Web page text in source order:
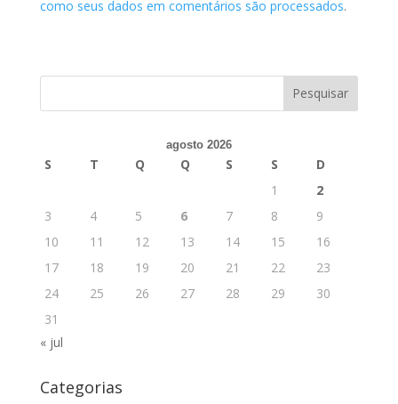
como seus dados em comentários são processados.
agosto 2026
S T Q Q S S
D
1
2
3
4 5 6 7 8
9
10
11 12 13 14 15
16
17
18 19 20 21 22
23
24
25 26 27 28 29
30
31
« jul
Categorias